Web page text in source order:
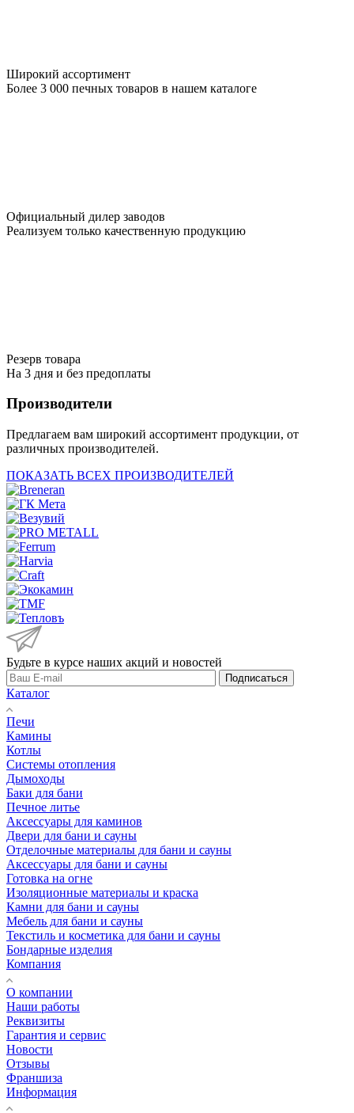
Широкий ассортимент
Более 3 000 печных товаров в нашем каталоге
Официальный дилер заводов
Реализуем только качественную продукцию
Резерв товара
На 3 дня и без предоплаты
Производители
Предлагаем вам широкий ассортимент продукции, от
различных производителей.
ПОКАЗАТЬ ВСЕХ ПРОИЗВОДИТЕЛЕЙ
Будьте в курсе наших акций и новостей
Подписаться
Каталог
Печи
Камины
Котлы
Системы отопления
Дымоходы
Баки для бани
Печное литье
Аксессуары для каминов
Двери для бани и сауны
Отделочные материалы для бани и сауны
Аксессуары для бани и сауны
Готовка на огне
Изоляционные материалы и краска
Камни для бани и сауны
Мебель для бани и сауны
Текстиль и косметика для бани и сауны
Бондарные изделия
Компания
О компании
Наши работы
Реквизиты
Гарантия и сервис
Новости
Отзывы
Франшиза
Информация